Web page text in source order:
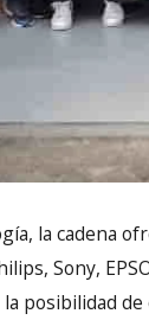
la cadena
Sony,
posibilidad